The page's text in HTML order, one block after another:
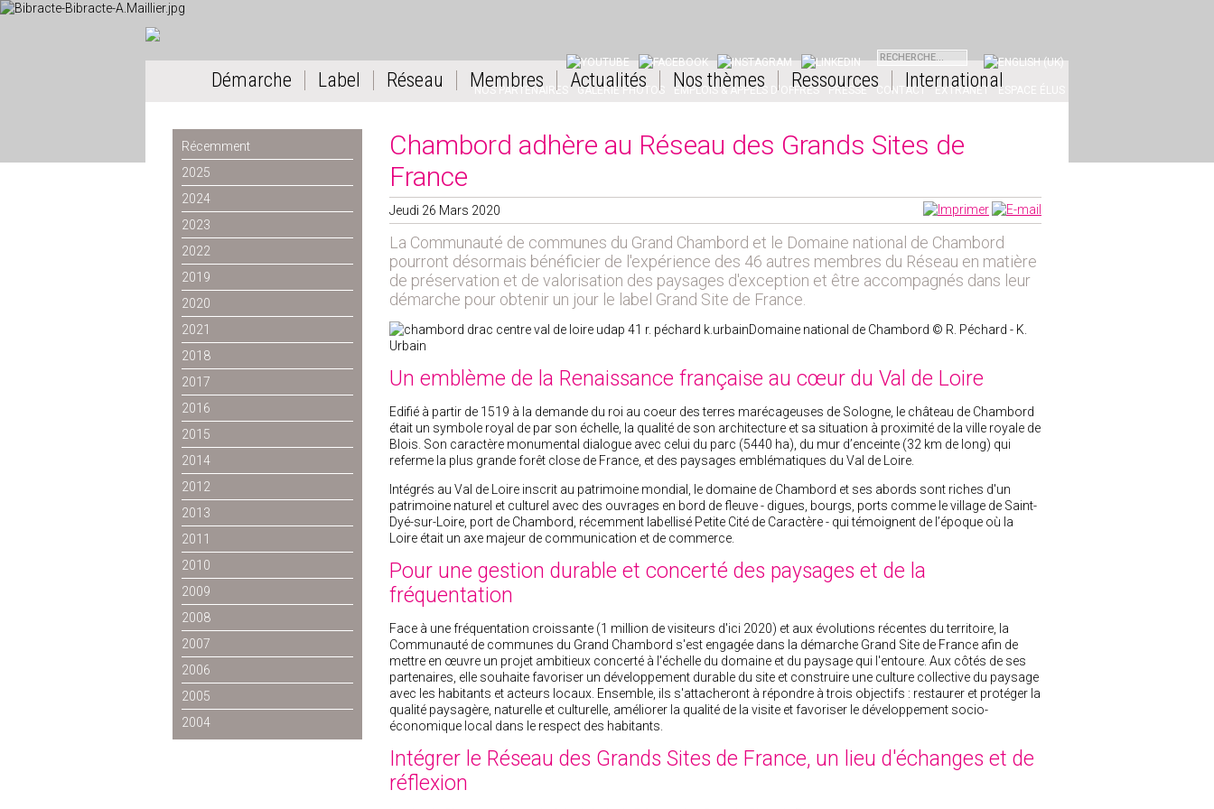
NOS PARTENAIRES GALERIE PHOTOS EMPLOIS & APPELS D'OFFRES PRESSE CONTACT EXTRANET ESPACE ÉLUS
Démarche Label Réseau Membres Actualités Nos thèmes Ressources International
Récemment
2025
2024
2023
2022
2019
2020
2021
2018
2017
2016
2015
2014
2012
2013
2011
2010
2009
2008
2007
2006
2005
2004
Chambord adhère au Réseau des Grands Sites de
France
Jeudi 26 Mars 2020
La Communauté de communes du Grand Chambord et le Domaine national de Chambord
pourront désormais bénéficier de l'expérience des 46 autres membres du Réseau en matière
de préservation et de valorisation des paysages d'exception et être accompagnés dans leur
démarche pour obtenir un jour le label Grand Site de France.
Domaine national de Chambord © R. Péchard - K.
Urbain
Un emblème de la Renaissance française au cœur du Val de Loire
Edifié à partir de 1519 à la demande du roi au coeur des terres marécageuses de Sologne, le château de Chambord
était un symbole royal de par son échelle, la qualité de son architecture et sa situation à proximité de la ville royale de
Blois. Son caractère monumental dialogue avec celui du parc (5440 ha), du mur d’enceinte (32 km de long) qui
referme la plus grande forêt close de France, et des paysages emblématiques du Val de Loire.
Intégrés au Val de Loire inscrit au patrimoine mondial, le domaine de Chambord et ses abords sont riches d'un
patrimoine naturel et culturel avec des ouvrages en bord de fleuve - digues, bourgs, ports comme le village de Saint-
Dyé-sur-Loire, port de Chambord, récemment labellisé Petite Cité de Caractère - qui témoignent de l’époque où la
Loire était un axe majeur de communication et de commerce.
Pour une gestion durable et concerté des paysages et de la
fréquentation
Face à une fréquentation croissante (1 million de visiteurs d'ici 2020) et aux évolutions récentes du territoire, la
Communauté de communes du Grand Chambord s'est engagée dans la démarche Grand Site de France afin de
mettre en œuvre un projet ambitieux concerté à l'échelle du domaine et du paysage qui l'entoure. Aux côtés de ses
partenaires, elle souhaite favoriser un développement durable du site et construire une culture collective du paysage
avec les habitants et acteurs locaux. Ensemble, ils s'attacheront à répondre à trois objectifs : restaurer et protéger la
qualité paysagère, naturelle et culturelle, améliorer la qualité de la visite et favoriser le développement socio-
économique local dans le respect des habitants.
Intégrer le Réseau des Grands Sites de France, un lieu d'échanges et de
réflexion